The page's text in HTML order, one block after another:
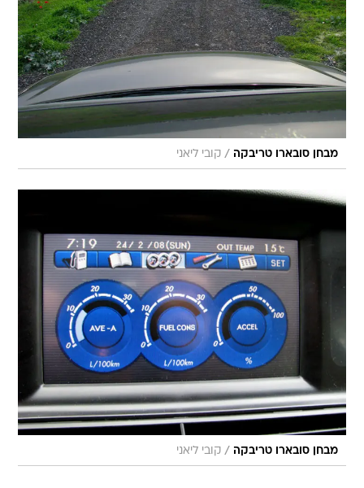
מבחן סובארו טריבקה / קובי ליאני
מבחן סובארו טריבקה / קובי ליאני